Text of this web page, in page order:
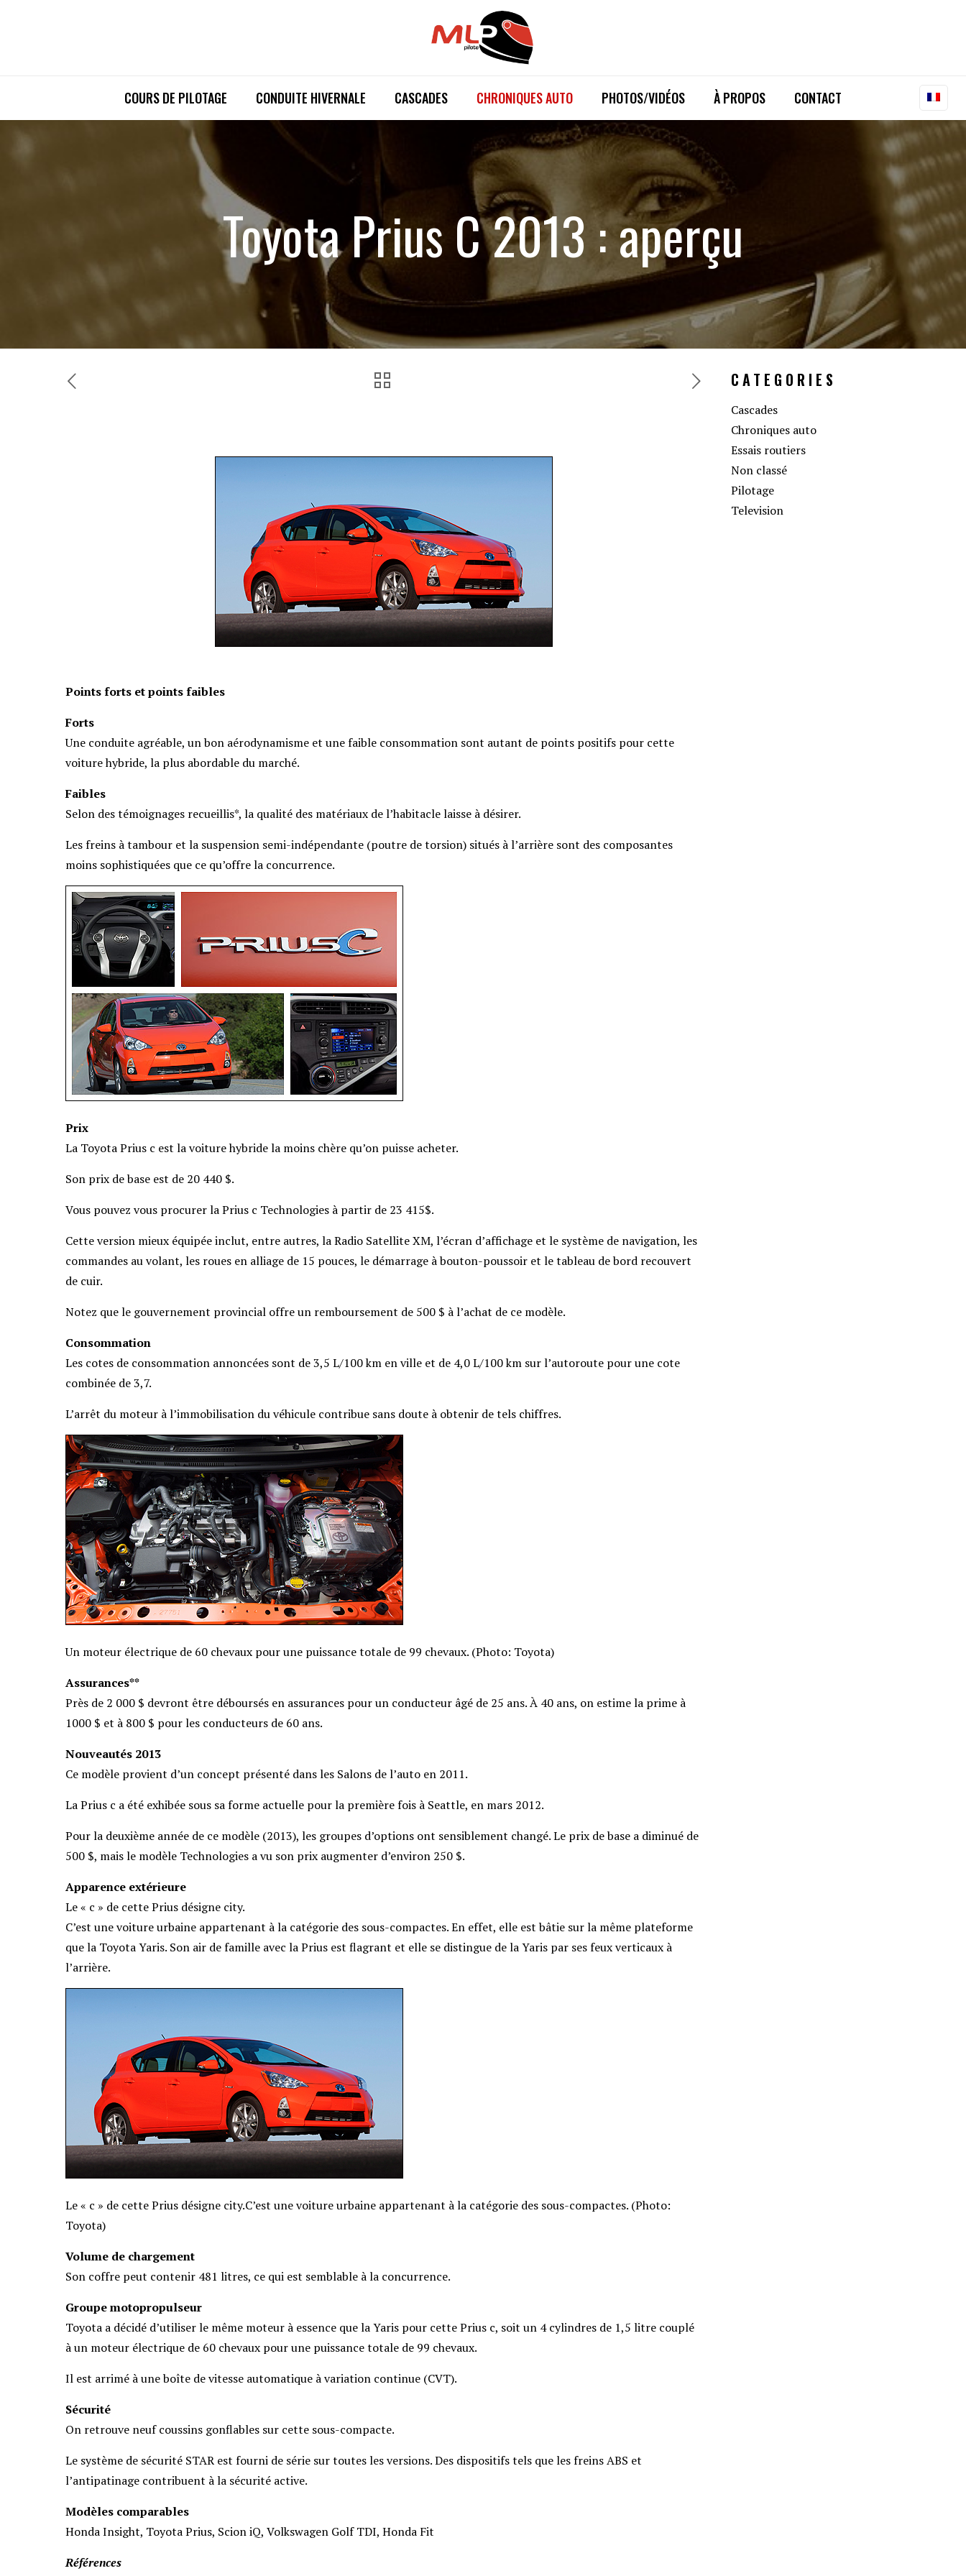
COURS DE PILOTAGE CONDUITE HIVERNALE CASCADES CHRONIQUES AUTO PHOTOS/VIDÉOS À PROPOS CONTACT
Toyota Prius C 2013 : aperçu
Points forts et points faibles
Forts
Une conduite agréable, un bon aérodynamisme et une faible consommation sont autant de points positifs pour cette
voiture hybride, la plus abordable du marché.
Faibles
Selon des témoignages recueillis*, la qualité des matériaux de l’habitacle laisse à désirer.
Les freins à tambour et la suspension semi-indépendante (poutre de torsion) situés à l’arrière sont des composantes
moins sophistiquées que ce qu’offre la concurrence.
Prix
La Toyota Prius c est la voiture hybride la moins chère qu’on puisse acheter.
Son prix de base est de 20 440 $.
Vous pouvez vous procurer la Prius c Technologies à partir de 23 415$.
Cette version mieux équipée inclut, entre autres, la Radio Satellite XM, l’écran d’affichage et le système de navigation, les
commandes au volant, les roues en alliage de 15 pouces, le démarrage à bouton-poussoir et le tableau de bord recouvert
de cuir.
Notez que le gouvernement provincial offre un remboursement de 500 $ à l’achat de ce modèle.
Consommation
Les cotes de consommation annoncées sont de 3,5 L/100 km en ville et de 4,0 L/100 km sur l’autoroute pour une cote
combinée de 3,7.
L’arrêt du moteur à l’immobilisation du véhicule contribue sans doute à obtenir de tels chiffres.
Un moteur électrique de 60 chevaux pour une puissance totale de 99 chevaux. (Photo: Toyota)
Assurances**
Près de 2 000 $ devront être déboursés en assurances pour un conducteur âgé de 25 ans. À 40 ans, on estime la prime à
1000 $ et à 800 $ pour les conducteurs de 60 ans.
Nouveautés 2013
Ce modèle provient d’un concept présenté dans les Salons de l’auto en 2011.
La Prius c a été exhibée sous sa forme actuelle pour la première fois à Seattle, en mars 2012.
Pour la deuxième année de ce modèle (2013), les groupes d’options ont sensiblement changé. Le prix de base a diminué de
500 $, mais le modèle Technologies a vu son prix augmenter d’environ 250 $.
Apparence extérieure
Le « c » de cette Prius désigne city.
C’est une voiture urbaine appartenant à la catégorie des sous-compactes. En effet, elle est bâtie sur la même plateforme
que la Toyota Yaris. Son air de famille avec la Prius est flagrant et elle se distingue de la Yaris par ses feux verticaux à
l’arrière.
Le « c » de cette Prius désigne city.C’est une voiture urbaine appartenant à la catégorie des sous-compactes. (Photo:
Toyota)
Volume de chargement
Son coffre peut contenir 481 litres, ce qui est semblable à la concurrence.
Groupe motopropulseur
Toyota a décidé d’utiliser le même moteur à essence que la Yaris pour cette Prius c, soit un 4 cylindres de 1,5 litre couplé
à un moteur électrique de 60 chevaux pour une puissance totale de 99 chevaux.
Il est arrimé à une boîte de vitesse automatique à variation continue (CVT).
Sécurité
On retrouve neuf coussins gonflables sur cette sous-compacte.
Le système de sécurité STAR est fourni de série sur toutes les versions. Des dispositifs tels que les freins ABS et
l’antipatinage contribuent à la sécurité active.
Modèles comparables
Honda Insight, Toyota Prius, Scion iQ, Volkswagen Golf TDI, Honda Fit
Références
CATEGORIES
Cascades
Chroniques auto
Essais routiers
Non classé
Pilotage
Television